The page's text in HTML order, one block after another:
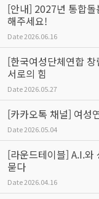
[안내] 2027년 통합돌
해주세요!
Date2026.06.16
[한국여성단체연합
서로의 힘
Date2026.05.27
[카카오톡 채널] 여성
Date2026.05.04
[라운드테이블] A.I.와
묻다
Date2026.04.16